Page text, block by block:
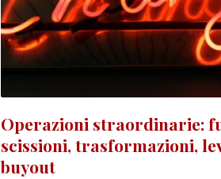
Operazioni straordinarie:
scissioni, trasformazioni,
buyout